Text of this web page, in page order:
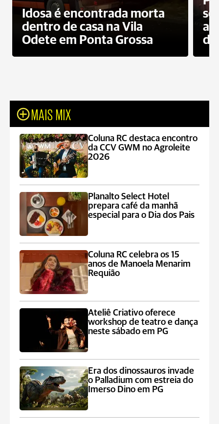
Idosa é encontrada morta
dentro de casa na Vila
Odete em Ponta Grossa
do
MAIS MIX
Coluna RC destaca encontro
da CCV GWM no Agroleite
2026
Planalto Select Hotel
prepara café da manhã
especial para o Dia dos Pais
Coluna RC celebra os 15
anos de Manoela Menarim
Requião
Ateliê Criativo oferece
workshop de teatro e dança
neste sábado em PG
Era dos dinossauros invade
o Palladium com estreia do
Imerso Dino em PG